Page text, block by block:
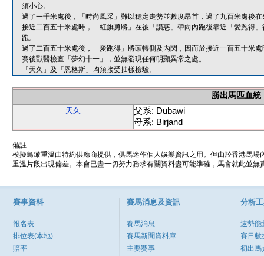
須小心。
過了一千米處後，「時尚風采」難以穩定走勢並數度昂首，過了九百米處後
接近二百五十米處時，「紅旗勇將」在被「讚惑」帶向內跑後靠近「愛跑得
跑。
過了二百五十米處後，「愛跑得」將頭轉側及內閃，因而於接近一百五十米
賽後獸醫檢查「夢幻十一」，並無發現任何明顯異常之處。
「天久」及「恩格斯」均須接受抽樣檢驗。
勝出馬匹血統
天久
父系: Dubawi
母系: Birjand
備註
模擬鳥瞰重溫由特約供應商提供，供馬迷作個人娛樂資訊之用。但由於香港馬
重溫片段出現偏差。本會已盡一切努力務求有關資料盡可能準確，馬會就此並
賽事資料
報名表
排位表(本地)
賠率
賽馬消息及資訊
賽馬消息
賽馬新聞資料庫
主要賽事
分析
速勢能
賽日數
初出馬